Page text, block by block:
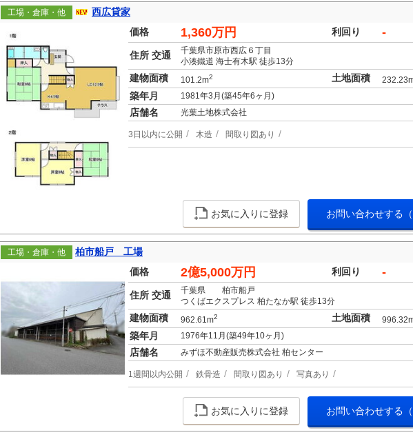
工場・倉庫・他
西広貸家
価格
1,360万円 利回り -
住所 交通
千葉県市原市西広６丁目
小湊鐵道 海士有木駅 徒歩13分
建物面積 101.2m2 土地面積
築年月 1981年3月(築45年6ヶ月)
店舗名 光葉土地株式会社
3日以内に公開 木造 間取り図あり
お気に入りに登録 お問い合わせする（
工場・倉庫・他
柏市船戸 工場
価格
2億5,000万円 利回り -
住所 交通
千葉県 柏市船戸
つくばエクスプレス 柏たなか駅 徒歩13分
建物面積 962.61m2 土地面積
築年月 1976年11月(築49年10ヶ月)
店舗名 みずほ不動産販売株式会社 柏センター
1週間以内公開 鉄骨造 間取り図あり 写真あり
お気に入りに登録 お問い合わせする（